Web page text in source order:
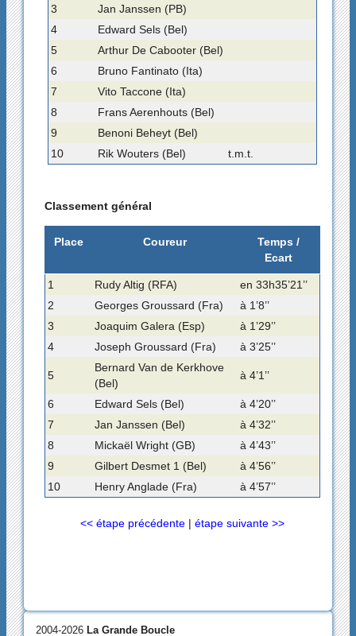
3
Jan Janssen (PB)
4
Edward Sels (Bel)
5
Arthur De Cabooter (Bel)
6
Bruno Fantinato (Ita)
7
Vito Taccone (Ita)
8
Frans Aerenhouts (Bel)
9
Benoni Beheyt (Bel)
10
Rik Wouters (Bel) t.m.t.
Classement général
Place Coureur
Temps /
Ecart
1 Rudy Altig (RFA)
en 33h35’21’’
2
Georges Groussard (Fra)
à 1’8’’
3
Joaquim Galera (Esp)
à 1’29’’
4
Joseph Groussard (Fra) à 3’25’’
5
Bernard Van de Kerkhove
(Bel)
à 4’1’’
6 Edward Sels (Bel)
à 4’20’’
7
Jan Janssen (Bel)
à 4’32’’
8
Mickaël Wright (GB)
à 4’43’’
9
Gilbert Desmet 1 (Bel)
à 4’56’’
10
Henry Anglade (Fra) à 4’57’’
<< étape précédente| étape suivante >>
2004-2026 La Grande Boucle